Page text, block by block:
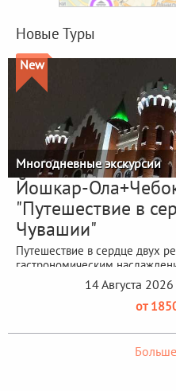
Новые Туры
New
Многодневные экскурсии
Йошкар-
"Путешествие в
Чувашии"
Путешествие в сердце двух
гастрономическим
14 Августа
от